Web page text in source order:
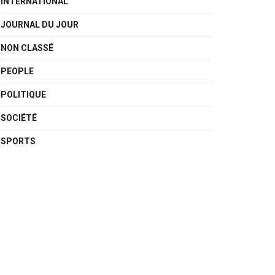
JOURNAL DU JOUR
NON CLASSÉ
PEOPLE
POLITIQUE
SOCIÉTÉ
SPORTS